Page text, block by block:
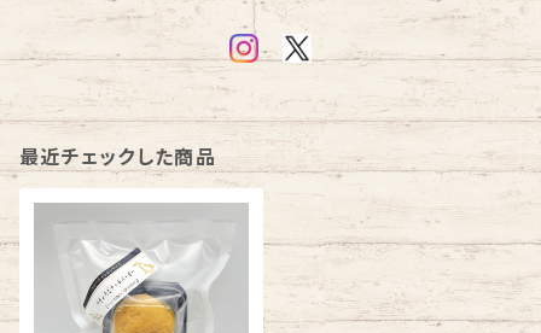
最近チェックした商品